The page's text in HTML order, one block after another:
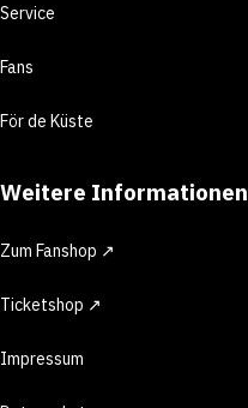
Service
Fans
För de Küste
Weitere Informationen
Zum Fanshop ↗
Ticketshop ↗
Impressum